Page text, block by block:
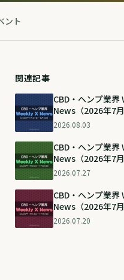
ント
関連記事
CBD・ヘンプ業界
News（2026年7
2026.08.03
CBD・ヘンプ業界
News（2026年7
2026.07.27
CBD・ヘンプ業界
News（2026年7
2026.07.20